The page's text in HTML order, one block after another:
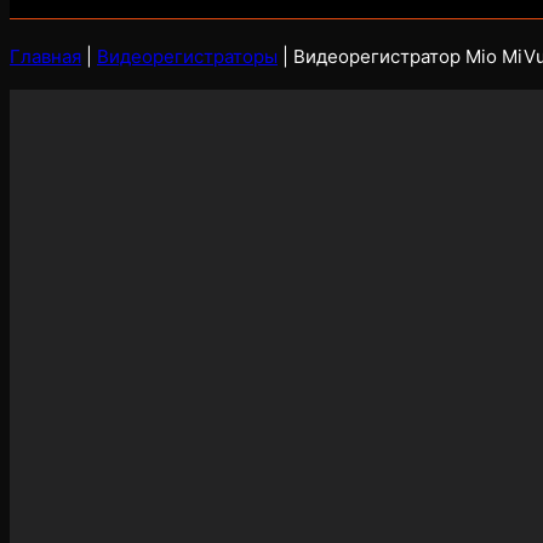
Главная Видеорегистраторы Видеорегистратор Mio